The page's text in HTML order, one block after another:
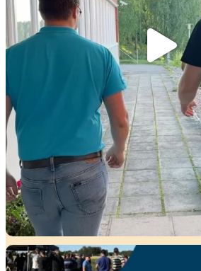
🌾 Perjantaina Liedossa luvassa